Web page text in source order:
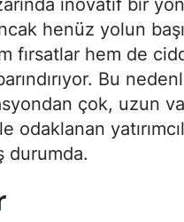
inovatif bir
henüz yolun
fırsatlar hem de
Bu
çok, uzun
odaklanan
durumda.